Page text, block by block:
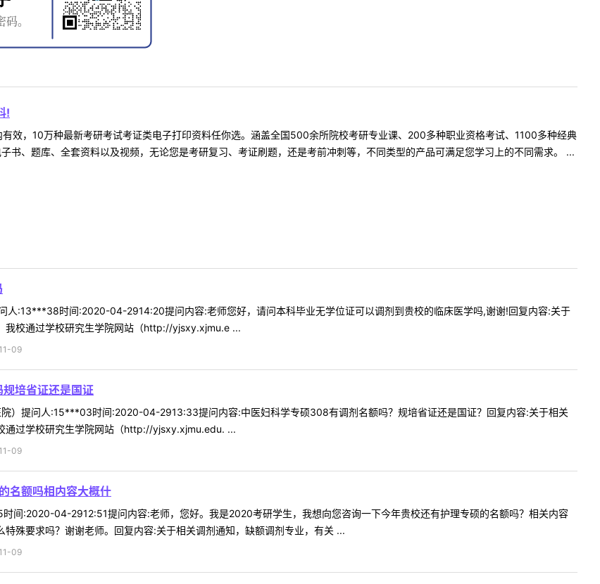
!
效，10万种最新考研考试考证类电子打印资料任你选。涵盖全国500余所院校考研专业课、200多种职业资格考试、1100多种经典
书、题库、全套资料以及视频，无论您是考研复习、考证刷题，还是考前冲刺等，不同类型的产品可满足您学习上的不同需求。 ...
人:13***38时间:2020-04-2914:20提问内容:老师您好，请问本科毕业无学位证可以调剂到贵校的临床医学吗,谢谢!回复内容:关于
我校通过学校研究生学院网站（http://yjsxy.xjmu.e ...
09
培省证还是国证
）提问人:15***03时间:2020-04-2913:33提问内容:中医妇科学专硕308有调剂名额吗？规培省证还是国证？回复内容:关于相关
通过学校研究生学院网站（http://yjsxy.xjmu.edu. ...
09
名额吗相内容大概什
间:2020-04-2912:51提问内容:老师，您好。我是2020考研学生，我想向您咨询一下今年贵校还有护理专硕的名额吗？相关内容
殊要求吗？谢谢老师。回复内容:关于相关调剂通知，缺额调剂专业，有关 ...
09